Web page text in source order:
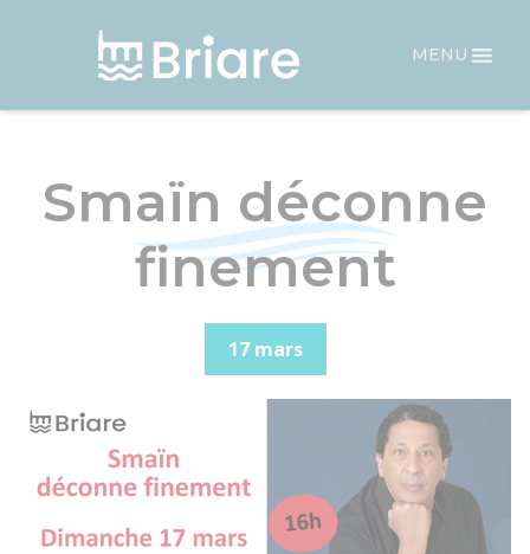
MENU
Smaïn déconne
finement
17 mars